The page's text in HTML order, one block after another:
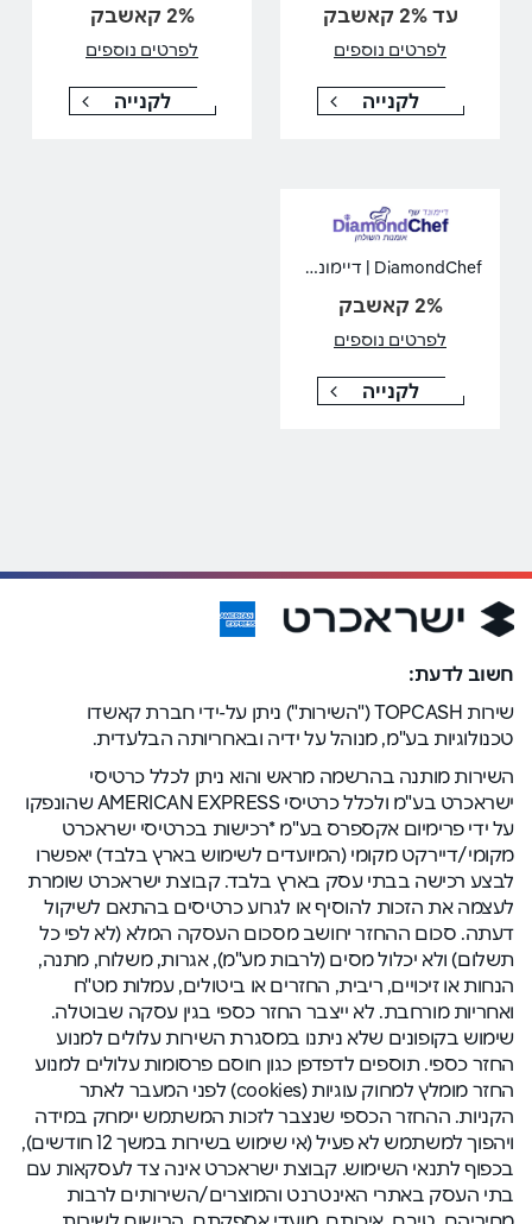
עד 2% קאשבק
לפרטים נוספים
לקנייה
2% קאשבק
לפרטים נוספים
לקנייה
DiamondChef | דיימונד שף
2% קאשבק
לפרטים נוספים
לקנייה
חשוב לדעת:
שירות TOPCASH ("השירות") ניתן על-ידי חברת קאשדו
טכנולוגיות בע"מ, מנוהל על ידיה ובאחריותה הבלעדית.
השירות מותנה בהרשמה מראש והוא ניתן לכלל כרטיסי
ישראכרט בע"מ ולכלל כרטיסי AMERICAN EXPRESS שהונפקו
על ידי פרימיום אקספרס בע"מ *רכישות בכרטיסי ישראכרט
מקומי/דיירקט מקומי (המיועדים לשימוש בארץ בלבד) יאפשרו
לבצע רכישה בבתי עסק בארץ בלבד. קבוצת ישראכרט שומרת
לעצמה את הזכות להוסיף או לגרוע כרטיסים בהתאם לשיקול
דעתה. סכום ההחזר יחושב מסכום העסקה המלא (לא לפי כל
תשלום) ולא יכלול מסים (לרבות מע"מ), אגרות, משלוח, מתנה,
הנחות או זיכויים, ריבית, החזרים או ביטולים, עמלות מט"ח
ואחריות מורחבת. לא ייצבר החזר כספי בגין עסקה שבוטלה.
שימוש בקופונים שלא ניתנו במסגרת השירות עלולים למנוע
החזר כספי. תוספים לדפדפן כגון חוסם פרסומות עלולים למנוע
החזר מומלץ למחוק עוגיות (cookies) לפני המעבר לאתר
הקניות. ההחזר הכספי שנצבר לזכות המשתמש יימחק במידה
ויהפוך למשתמש לא פעיל (אי שימוש בשירות במשך 12 חודשים),
בכפוף לתנאי השימוש. קבוצת ישראכרט אינה צד לעסקאות עם
בתי העסק באתרי האינטרנט והמוצרים/השירותים לרבות